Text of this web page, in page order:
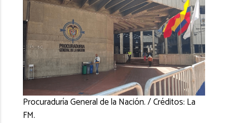
Procuraduría General de la Nación. / Créditos: La
FM.